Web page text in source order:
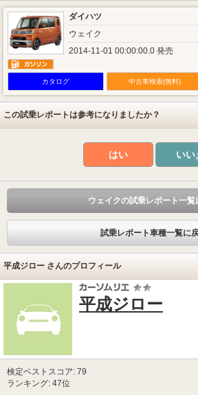
ダイハツ
ウェイク
2014-11-01 00:00:00.0 発売
カタログ 中古車検索(無料)
この試乗レポートは参考になりましたか？
はい いい
ウェイクの試乗レポート一覧
試乗レポート車種一覧に
平成ジロー さんのプロフィール
平成ジロー
検定ベストスコア: 79
ランキング: 47位